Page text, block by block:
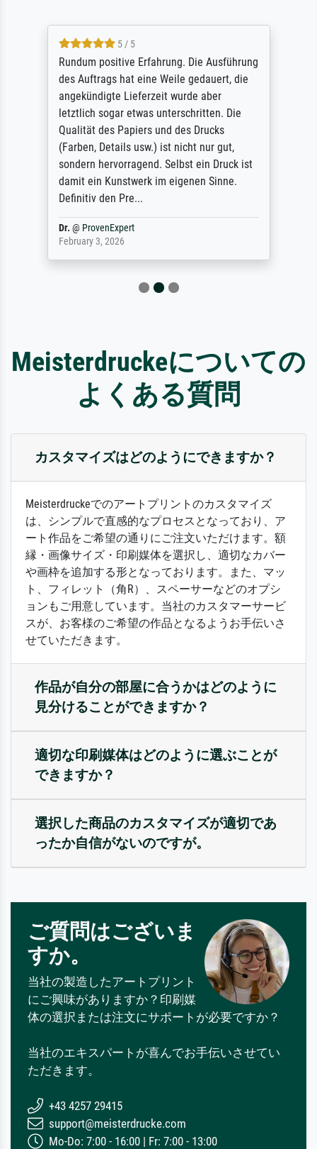
5 / 5
Rundum positive Erfahrung. Die Ausführung
des Auftrags hat eine Weile gedauert, die
angekündigte Lieferzeit wurde aber
letztlich sogar etwas unterschritten. Die
Qualität des Papiers und des Drucks
(Farben, Details usw.) ist nicht nur gut,
sondern hervorragend. Selbst ein Druck ist
damit ein Kunstwerk im eigenen Sinne.
Definitiv den Pre...
Dr. @ ProvenExpert
February 3, 2026
Meisterdruckeについての
よくある質問
カスタマイズはどのようにできますか？
Meisterdruckeでのアートプリントのカスタマイズ
は、シンプルで直感的なプロセスとなっており、ア
ート作品をご希望の通りにご注文いただけます。額
縁・画像サイズ・印刷媒体を選択し、適切なカバー
や画枠を追加する形となっております。また、マッ
ト、フィレット（角R）、スペーサーなどのオプシ
ョンもご用意しています。当社のカスタマーサービ
スが、お客様のご希望の作品となるようお手伝いさ
せていただきます。
作品が自分の部屋に合うかはどのように
見分けることができますか？
適切な印刷媒体はどのように選ぶことが
できますか？
選択した商品のカスタマイズが適切であ
ったか自信がないのですが。
ご質問はございま
すか。
当社の製造したアートプリント
にご興味がありますか？印刷媒
体の選択または注文にサポートが必要ですか？
当社のエキスパートが喜んでお手伝いさせてい
ただきます。
+43 4257 29415
support@meisterdrucke.com
Mo-Do: 7:00 - 16:00 | Fr: 7:00 - 13:00